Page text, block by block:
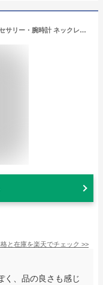
4℃ シルバーネックレス ヨンドシー アクセサリー・腕時計 ネックレス シルバー【送料無料】
と在庫を楽天でチェック >>
く、品の良さも感じ